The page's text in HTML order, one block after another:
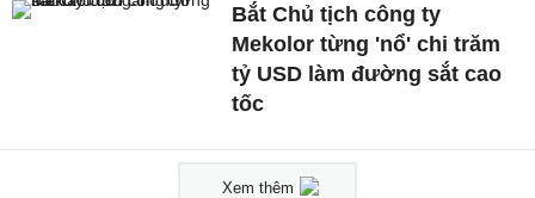
Bắt Chủ tịch công ty
Mekolor từng 'nổ' chi trăm
tỷ USD làm đường sắt cao
tốc
Xem thêm